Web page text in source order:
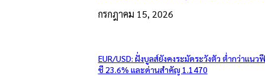
กรกฎาคม 15, 2026
EUR/USD: ฝั่งบูลส์ยังคงระมัดระวังตัว ต่ำกว่าแนว
ชี 23.6% และด่านสำคัญ 1.1470